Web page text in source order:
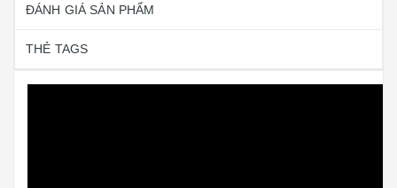
ĐÁNH GIÁ SẢN PHẨM
THẺ TAGS